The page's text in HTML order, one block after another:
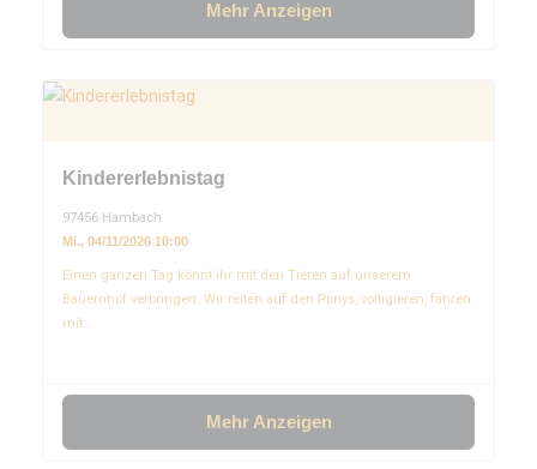
Mehr Anzeigen
Kindererlebnistag
97456 Hambach
Mi., 04/11/2026 10:00
Einen ganzen Tag könnt ihr mit den Tieren auf unserem
Bauernhof verbringen. Wir reiten auf den Ponys, voltigieren, fahren
mit…
Mehr Anzeigen